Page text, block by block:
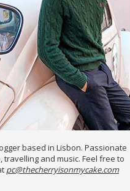
based in Lisbon. Passionate
travelling and music. Feel free to
pc@thecherryisonmycake.com